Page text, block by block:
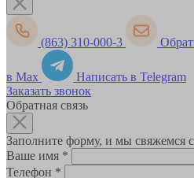
(863) 310-000-3
в Max
Написать в Telegram
Заказать звонок
Обратная связь
Заполните форму, и мы свяжемся
Ваше имя *
Телефон *